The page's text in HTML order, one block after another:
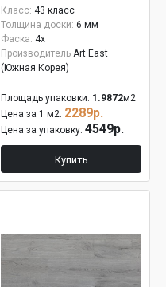
809
Класс: 43 класс
Толщина доски: 6 мм
Фаска: 4x
Производитель Art East
(Южная Корея)
Площадь упаковки: 1.9872м2
Цена за 1 м2: 2289р.
Цена за упаковку: 4549р.
Купить